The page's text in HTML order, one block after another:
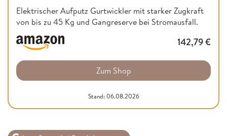
Elektrischer Aufputz Gurtwickler mit starker Zugkraft
von bis zu 45 Kg und Gangreserve bei Stromausfall.
142,79€
Zum Shop
Stand: 06.08.2026